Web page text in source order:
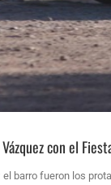
con el
barro fueron los